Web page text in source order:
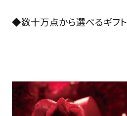
◆数十万点から選べるギフト